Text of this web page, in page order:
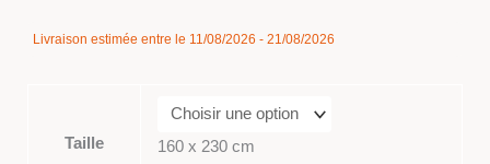
Livraison estimée entre le 11/08/2026 - 21/08/2026
Taille
160 x 230 cm
de